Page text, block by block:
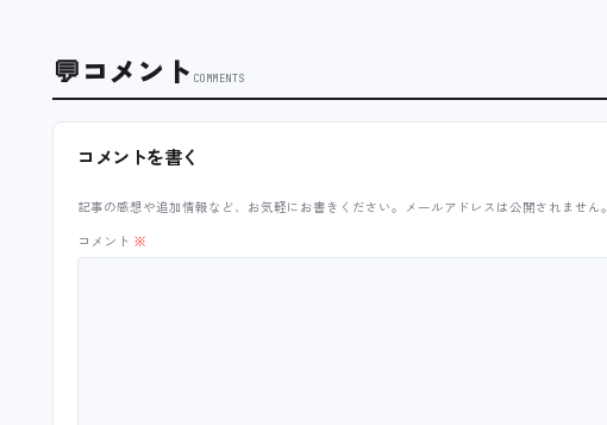
💬コメント COMMENTS
コメントを書く
記事の感想や追加情報など、お気軽にお書きください。メールアドレスは公開されません。
コメント ※